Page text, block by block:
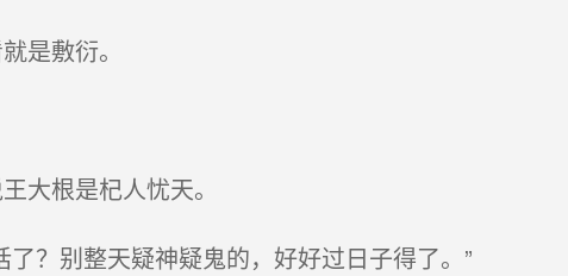
是敷衍。
大根是杞人忧天。
？别整天疑神疑鬼的，好好过日子得了。”